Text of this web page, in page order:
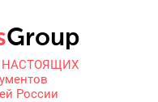
НАСТОЯЩИХ
России